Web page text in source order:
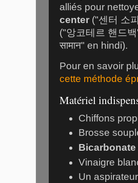
alliés pour
center ("센터 소
("앙코테르 핸드
सामान" en hindi).
Pour en savoir
cette méthode
Matériel
Chiffons
Brosse
Vinaigre
Un